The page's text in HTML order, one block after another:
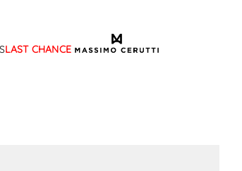
LAST CHANCE